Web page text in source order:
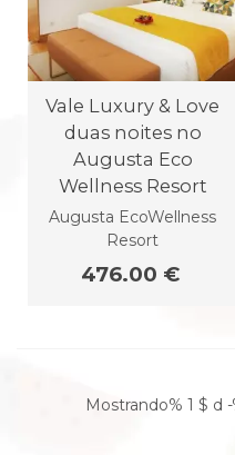
Vale Luxury & Love
duas noites no
Augusta Eco
Wellness Resort
Augusta EcoWellness
Resort
476.00 €
Mostrando% 1 $ d